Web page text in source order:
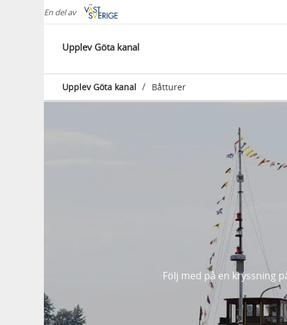
En del av
Upplev Göta kanal
Upplev Göta kanal / Båtturer
Följ med på en kryssning